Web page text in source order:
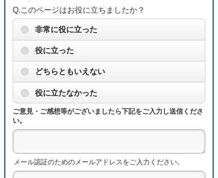
Q.このページはお役に立ちましたか？
非常に役に立った
役に立った
どちらともいえない
役に立たなかった
ご意見・ご感想等がございましたら下記をご入力し送信くださ
い。
メール認証のためのメールアドレスをご入力ください。